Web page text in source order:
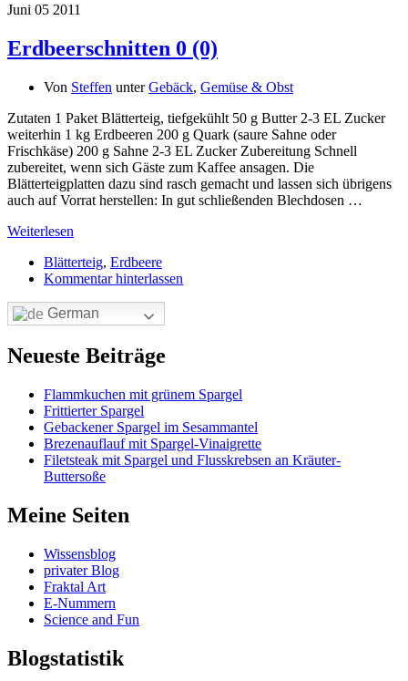
Juni 05 2011
Erdbeerschnitten 0 (0)
Von Steffen unterGebäck, Gemüse & Obst
Zutaten 1 Paket Blätterteig, tiefgekühlt 50 g Butter 2-3 EL Zucker
weiterhin 1 kg Erdbeeren 200 g Quark (saure Sahne oder
Frischkäse) 200 g Sahne 2-3 EL Zucker Zubereitung Schnell
zubereitet, wenn sich Gäste zum Kaffee ansagen. Die
Blätterteigplatten dazu sind rasch gemacht und lassen sich übrigens
auch auf Vorrat herstellen: In gut schließenden Blechdosen …
Weiterlesen
Blätterteig, Erdbeere
Kommentar hinterlassen
German
Neueste Beiträge
Flammkuchen mit grünem Spargel
Frittierter Spargel
Gebackener Spargel im Sesammantel
Brezenauflauf mit Spargel-Vinaigrette
Filetsteak mit Spargel und Flusskrebsen an Kräuter-
Buttersoße
Meine Seiten
Wissensblog
privater Blog
Fraktal Art
E-Nummern
Science and Fun
Blogstatistik